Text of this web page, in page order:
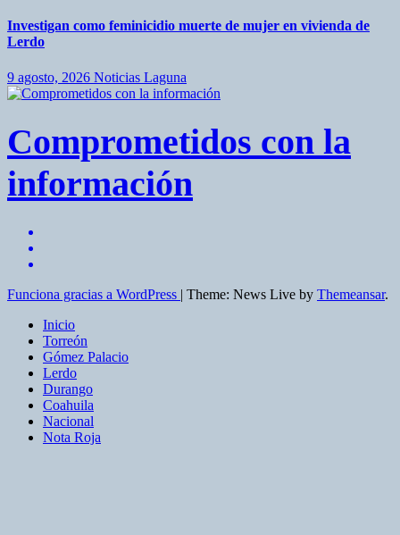
Investigan como feminicidio muerte de mujer en vivienda de
Lerdo
9 agosto, 2026 Noticias Laguna
Comprometidos con la
información
Funciona gracias a WordPress | Theme: News Live by Themeansar.
Inicio
Torreón
Gómez Palacio
Lerdo
Durango
Coahuila
Nacional
Nota Roja